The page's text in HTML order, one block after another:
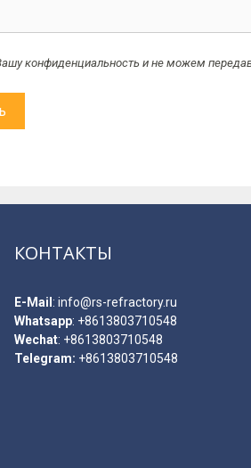
конфиденциальность и не можем
КОНТАКТЫ
E-Мail : info@rs-refractory.ru
Whatsapp: +8613803710548
Wechat: +8613803710548
Telegram: +8613803710548